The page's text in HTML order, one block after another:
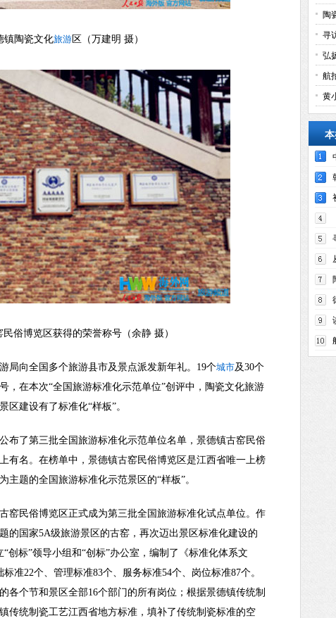
镇陶瓷文化旅游 区（万建明 摄）
俗博览区获得的荣誉称号（余静 摄）
局向全国多个旅游县市及景点派发新年礼。19个城市及30个
，在本次“全国旅游标准化示范单位”创评中，陶瓷文化旅游
区建设有了标准化“样板”。
布了第三批全国旅游标准化示范单位名单，景德镇古窑民俗
有名。在榜单中，景德镇古窑民俗博览区是江西省唯一上榜
题的全国旅游标准化示范景区的“样板”。
窑民俗博览区正式成为第三批全国旅游标准化试点单位。作
的国家5A级旅游景区的古窑，再次迈出景区标准化建设的
创标”领导小组和“创标”办公室，编制了《标准化体系文
准22个、管理标准83个、服务标准54个、岗位标准87个。
各个节和景区全部16个部门的所有岗位；根据景德镇传统制
传统制瓷工艺江西省地方标准，填补了传统制瓷标准的空
陶
范
寻
弘
航
黄
相陶
年师
造艺
出版
的一
采